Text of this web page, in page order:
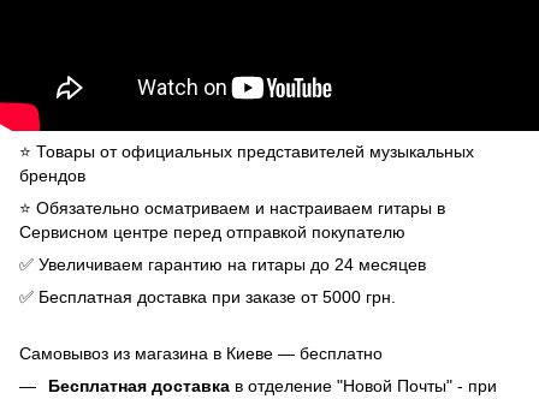
⭐️ Товары от официальных представителей музыкальных
брендов
⭐️ Обязательно осматриваем и настраиваем гитары в
Сервисном центре перед отправкой покупателю
✅ Увеличиваем гарантию на гитары до 24 месяцев
✅ Бесплатная доставка при заказе от 5000 грн.
Самовывоз из магазина в Киеве — бесплатно
Бесплатная доставка в отделение "Новой Почты" - при